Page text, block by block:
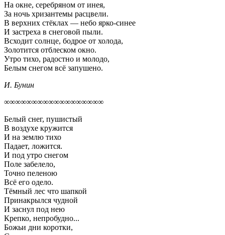
На окне, серебряном от инея,
За ночь хризантемы расцвели.
В верхних стёклах — небо ярко-синее
И застреха в снеговой пыли.
Всходит солнце, бодрое от холода,
Золотится отблеском окно.
Утро тихо, радостно и молодо,
Белым снегом всё запушено.
И. Бунин
∞∞∞∞∞∞∞∞∞∞∞∞∞∞∞∞∞∞
Белый снег, пушистый
В воздухе кружится
И на землю тихо
Падает, ложится.
И под утро снегом
Поле забелело,
Точно пеленою
Всё его одело.
Тёмный лес что шапкой
Принакрылся чудной
И заснул под нею
Крепко, непробудно...
Божьи дни коротки,